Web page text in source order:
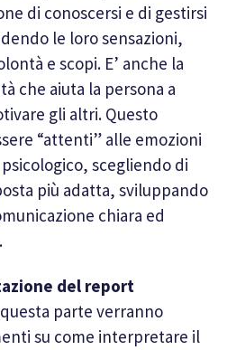
di conoscersi e di gestirsi
le loro sensazioni,
e scopi. E’ anche la
che aiuta la persona a
gli altri. Questo
“attenti” alle emozioni
scegliendo di
più adatta, sviluppando
chiara ed
del report
parte verranno
su come interpretare il